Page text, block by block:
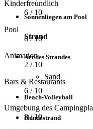
Sonnenliegen am Pool
Strand
Art des Strandes
Sand
Beach-Volleyball
Hundestrand
Kinderfreundlich
6 / 10
Pool
8/ 10
Animation
2 / 10
Bars & Restaurants
6 / 10
Umgebung des
8/ 10